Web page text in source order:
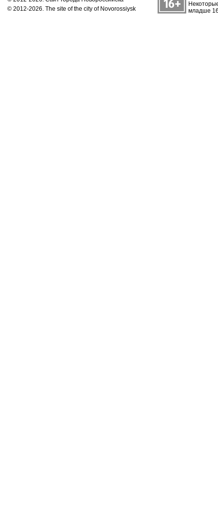
© 2012-2026. The site of the city of Novorossiysk
младше